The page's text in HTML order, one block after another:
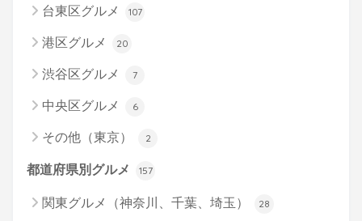
台東区グルメ 107
港区グルメ 20
渋谷区グルメ 7
中央区グルメ 6
その他（東京） 2
都道府県別グルメ 157
関東グルメ（神奈川、千葉、埼玉） 28